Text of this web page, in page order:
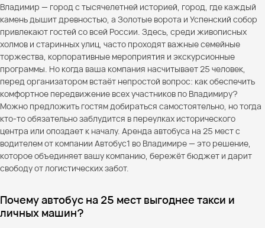
Владимир — город с тысячелетней историей, город, где каждый
камень дышит древностью, а Золотые ворота и Успенский собор
привлекают гостей со всей России. Здесь, среди живописных
холмов и старинных улиц, часто проходят важные семейные
торжества, корпоративные мероприятия и экскурсионные
программы. Но когда ваша компания насчитывает 25 человек,
перед организатором встаёт непростой вопрос: как обеспечить
комфортное передвижение всех участников по Владимиру?
Можно предложить гостям добираться самостоятельно, но тогда
кто-то обязательно заблудится в переулках исторического
центра или опоздает к началу. Аренда автобуса на 25 мест с
водителем от компании Автобус1 во Владимире — это решение,
которое объединяет вашу компанию, бережёт бюджет и дарит
свободу от логистических забот.
Почему автобус на 25 мест выгоднее такси и
личных машин?